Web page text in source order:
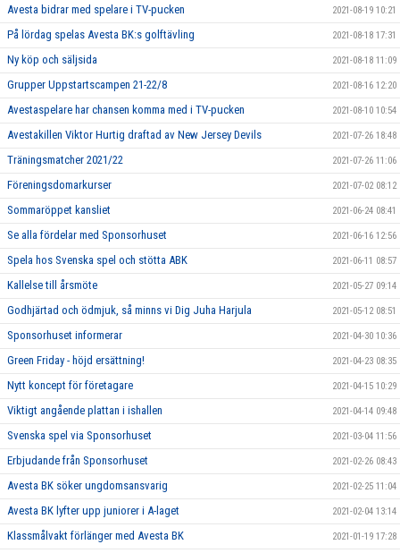
Avesta bidrar med spelare i TV-pucken 2021-08-19 10:21
På lördag spelas Avesta BK:s golftävling 2021-08-18 17:31
Ny köp och säljsida 2021-08-18 11:09
Grupper Uppstartscampen 21-22/8 2021-08-16 12:20
Avestaspelare har chansen komma med i TV-pucken 2021-08-10 10:54
Avestakillen Viktor Hurtig draftad av New Jersey Devils 2021-07-26 18:48
Träningsmatcher 2021/22 2021-07-26 11:06
Föreningsdomarkurser 2021-07-02 08:12
Sommaröppet kansliet 2021-06-24 08:41
Se alla fördelar med Sponsorhuset 2021-06-16 12:56
Spela hos Svenska spel och stötta ABK 2021-06-11 08:57
Kallelse till årsmöte 2021-05-27 09:14
Godhjärtad och ödmjuk, så minns vi Dig Juha Harjula 2021-05-12 08:51
Sponsorhuset informerar 2021-04-30 10:36
Green Friday - höjd ersättning! 2021-04-23 08:35
Nytt koncept för företagare 2021-04-15 10:29
Viktigt angående plattan i ishallen 2021-04-14 09:48
Svenska spel via Sponsorhuset 2021-03-04 11:56
Erbjudande från Sponsorhuset 2021-02-26 08:43
Avesta BK söker ungdomsansvarig 2021-02-25 11:04
Avesta BK lyfter upp juniorer i A-laget 2021-02-04 13:14
Klassmålvakt förlänger med Avesta BK 2021-01-19 17:28